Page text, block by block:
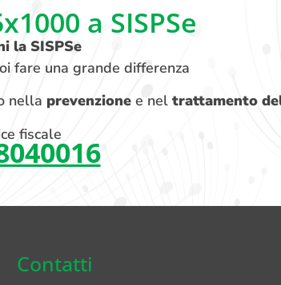
a SISPSe
la SISPSe
fare una grande differenza
nella prevenzionee nel trattamento
fiscale
Contatti